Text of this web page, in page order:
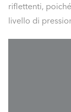
riflettenti,
livello di